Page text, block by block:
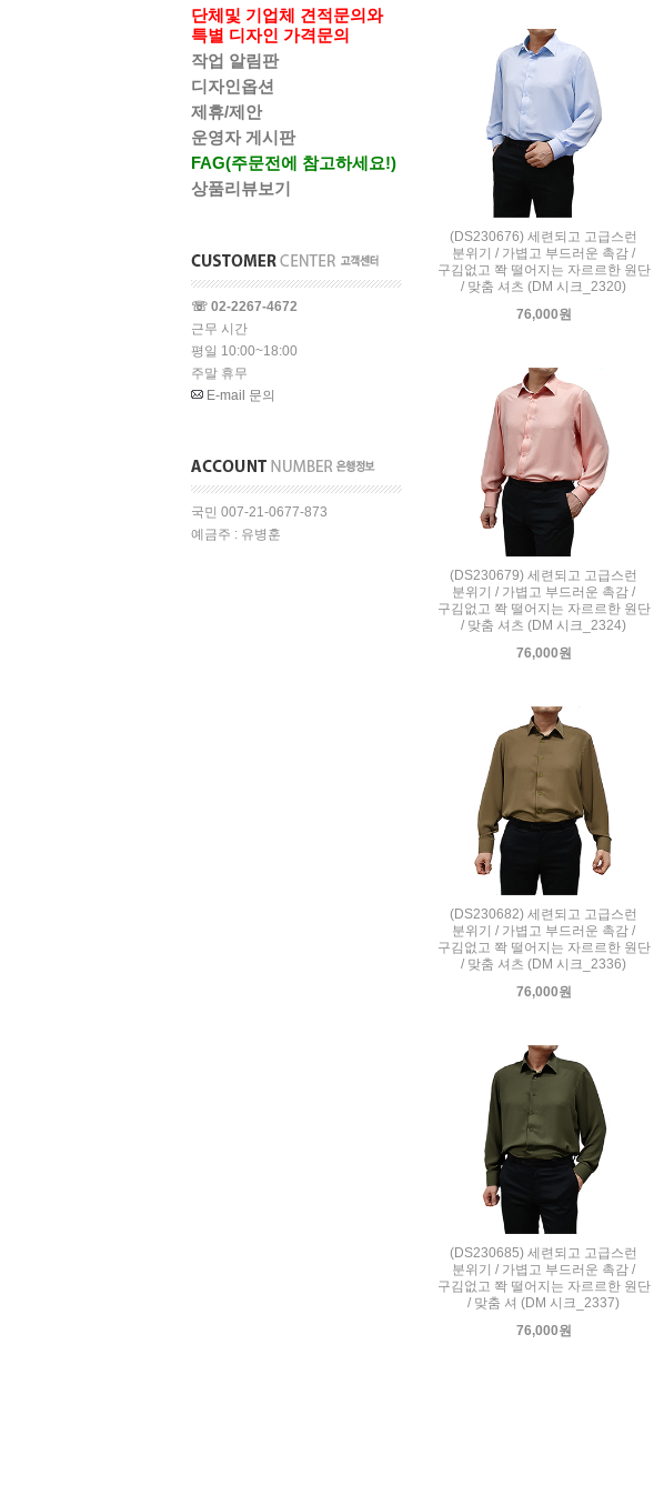
단체및 기업체 견적문의와
특별 디자인 가격문의
작업 알림판
디자인옵션
제휴/제안
운영자 게시판
FAG(주문전에 참고하세요!)
상품리뷰보기
☏ 02-2267-4672
근무 시간
평일 10:00~18:00
주말 휴무
E-mail 문의
국민 007-21-0677-873
예금주 : 유병훈
(DS230676) 세련되고 고급스런
분위기 / 가볍고 부드러운 촉감 /
구김없고 쫙 떨어지는 자르르한 원단
/ 맞춤 셔츠 (DM 시크_2320)
76,000원
(DS230679) 세련되고 고급스런
분위기 / 가볍고 부드러운 촉감 /
구김없고 쫙 떨어지는 자르르한 원단
/ 맞춤 셔츠 (DM 시크_2324)
76,000원
(DS230682) 세련되고 고급스런
분위기 / 가볍고 부드러운 촉감 /
구김없고 쫙 떨어지는 자르르한 원단
/ 맞춤 셔츠 (DM 시크_2336)
76,000원
(DS230685) 세련되고 고급스런
분위기 / 가볍고 부드러운 촉감 /
구김없고 쫙 떨어지는 자르르한 원단
/ 맞춤 셔 (DM 시크_2337)
76,000원